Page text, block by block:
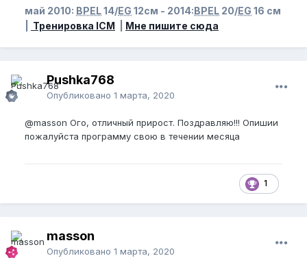
май 2010: BPEL14/EG 12см - 2014:BPEL 20/EG 16 см
Тренировка ICM Мне пишите сюда
Pushka768
Опубликовано 1 марта, 2020
@masson Ого, отличный прирост. Поздравляю!!! Опишии
пожалуйста программу свою в течении месяца
1
masson
Опубликовано 1 марта, 2020